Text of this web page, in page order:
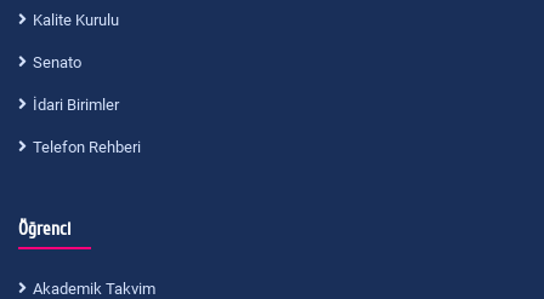
Kalite Kurulu
Senato
İdari Birimler
Telefon Rehberi
Öğrenci
Akademik Takvim